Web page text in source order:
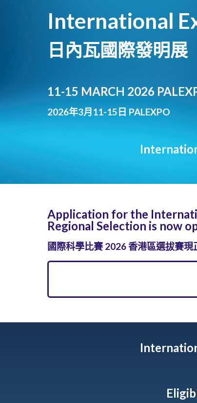
International
日內瓦國際發明展
11-15 MARCH 2026
2026年3月11-15日 PALEXPO
Application for the
Regional Selection is now
國際科學比賽 2026 香港區選拔賽​現